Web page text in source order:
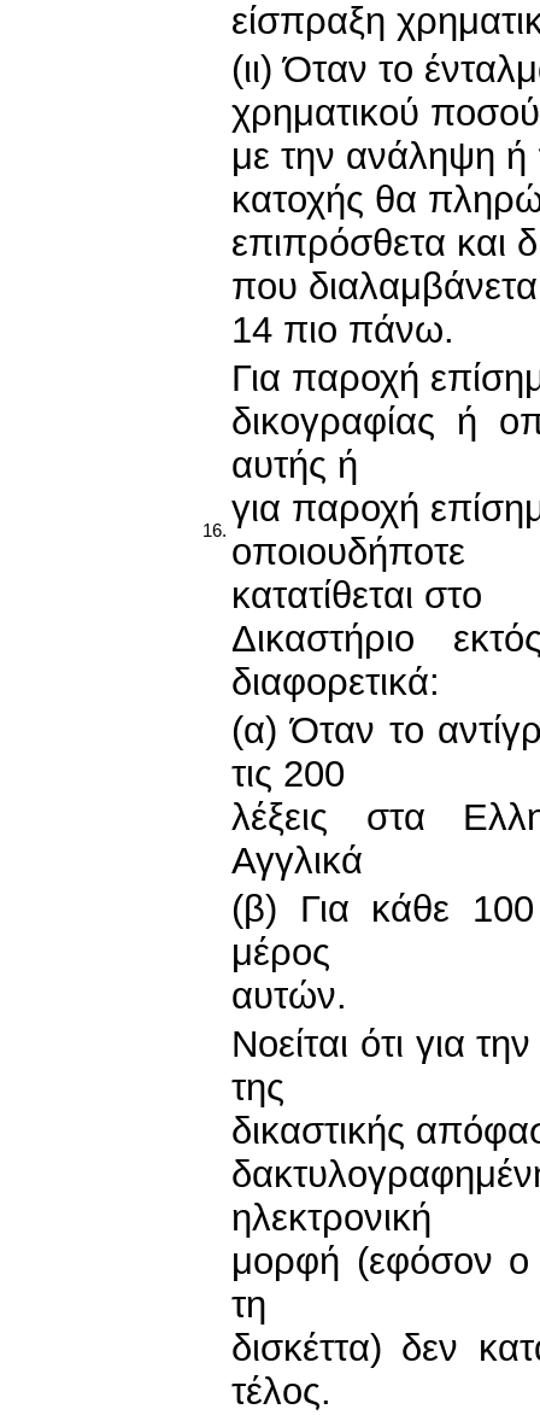
είσπραξη
(ιι) Όταν το
χρηματικού
με την ανάληψη
κατοχής θα
επιπρόσθετα και
που
14 πιο πάνω.
16.
Για παροχή
δικογραφίας ή
αυτής ή
για παροχή
κατατίθεται στο
Δικαστήριο
διαφορετικά:
(α) Όταν το
τις 200
λέξεις στα
Αγγλικά
(β) Για κάθε 100
μέρος
αυτών.
Νοείται ότι για
της
δικαστικής
ηλεκτρονική
μορφή (εφόσον ο
τη
δισκέττα) δεν
τέλος.